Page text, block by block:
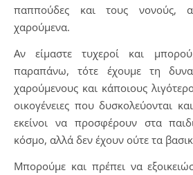
παππούδες και τους νονούς,
χαρούμενα.
Αν είμαστε τυχεροί και
παραπάνω, τότε έχουμε τη
χαρούμενους και κάποιους
οικογένειες που δυσκολεύονται
εκείνοι να προσφέρουν στα
κόσμο, αλλά δεν έχουν ούτε τα
Μπορούμε και πρέπει να